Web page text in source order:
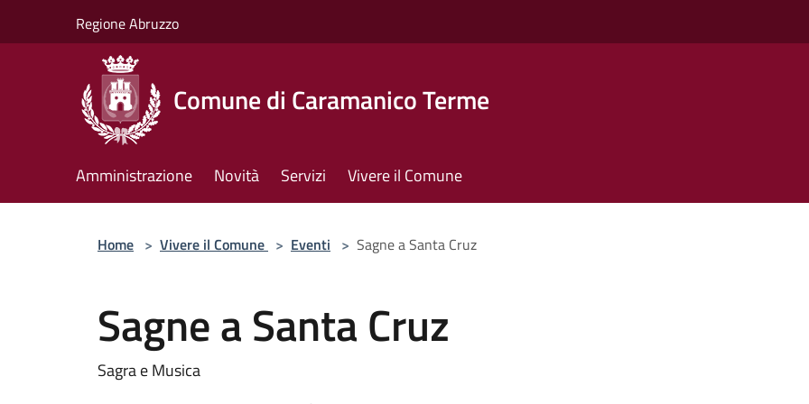
Regione Abruzzo
Comune di Caramanico Terme
Amministrazione Novità Servizi Vivere il Comune
Home > Vivere il Comune > Eventi > Sagne a Santa Cruz
Sagne a Santa Cruz
Sagra e Musica